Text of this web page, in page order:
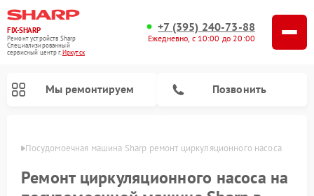
FIX-SHARP
Ремонт устройств Sharp
Специализированный
cервисный центр г.Иркутск
+7 (395) 240-73-88
Ежедневно, с 10:00 до 20:00
Мы ремонтируем Позвонить
Посудомоечная машина Sharp ремонт циркуляционного насоса
Ремонт циркуляционного насоса на